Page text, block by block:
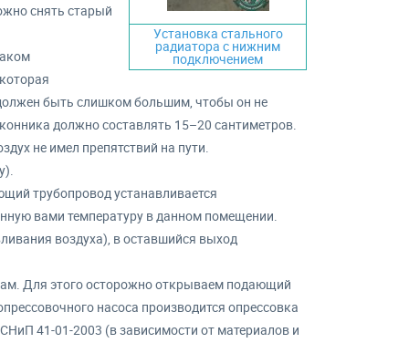
Установка стального
радиатора с нижним
подключением
снять старый
быть слишком большим, чтобы он не
должно составлять 15–20 сантиметров.
не имел препятствий на пути.
трубопровод устанавливается
вами температуру в данном помещении.
воздуха), в оставшийся выход
Для этого осторожно открываем подающий
насоса производится опрессовка
41-01-2003 (в зависимости от материалов и